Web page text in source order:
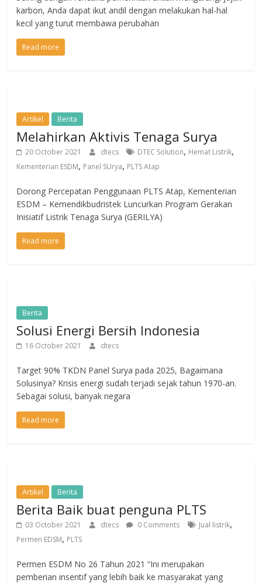
karbon, Anda dapat ikut andil dengan melakukan hal-hal
kecil yang turut membawa perubahan
Read more
Artikel Berita
Melahirkan Aktivis Tenaga Surya
20 October 2021 dtecs DTEC Solution, Hemat Listrik,
Kementerian ESDM, Panel SUrya, PLTS Atap
Dorong Percepatan Penggunaan PLTS Atap, Kementerian
ESDM – Kemendikbudristek Luncurkan Program Gerakan
Inisiatif Listrik Tenaga Surya (GERILYA)
Read more
Berita
Solusi Energi Bersih Indonesia
16 October 2021 dtecs
Target 90% TKDN Panel Surya pada 2025, Bagaimana
Solusinya? Krisis energi sudah terjadi sejak tahun 1970-an.
Sebagai solusi, banyak negara
Read more
Artikel Berita
Berita Baik buat penguna PLTS
03 October 2021 dtecs 0 Comments Jual listrik,
Permen EDSM, PLTS
Permen ESDM No 26 Tahun 2021 “Ini merupakan
pemberian insentif yang lebih baik ke masyarakat yang